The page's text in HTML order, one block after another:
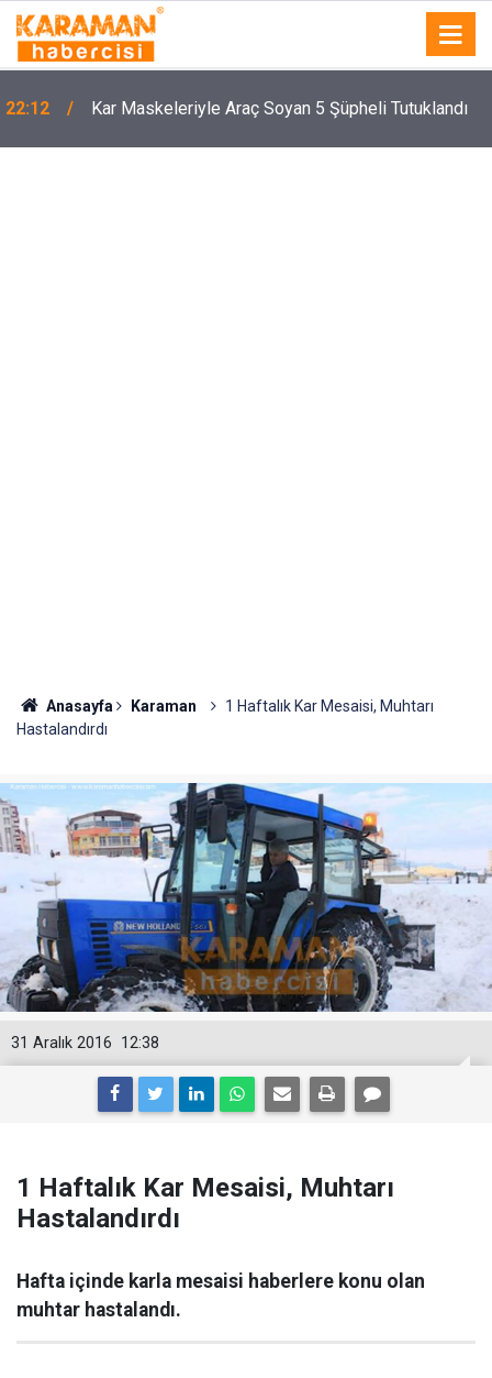
22:12 Kar Maskeleriyle Araç Soyan 5 Şüpheli Tutuklandı
Anasayfa Karaman
1 Haftalık Kar Mesaisi, Muhtarı
Hastalandırdı
12:38
31 Aralık 2016
1 Haftalık Kar Mesaisi, Muhtarı
Hastalandırdı
Hafta içinde karla mesaisi haberlere konu olan
muhtar hastalandı.